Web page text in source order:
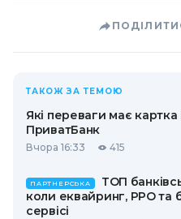
ТАКОЖ ЗА ТЕМОЮ
Які переваги має картка
ПриватБанк
Вчора 16:33 415
ПАРТНЕРСЬКА
ТОП
коли еквайринг, РРО та
сервісі